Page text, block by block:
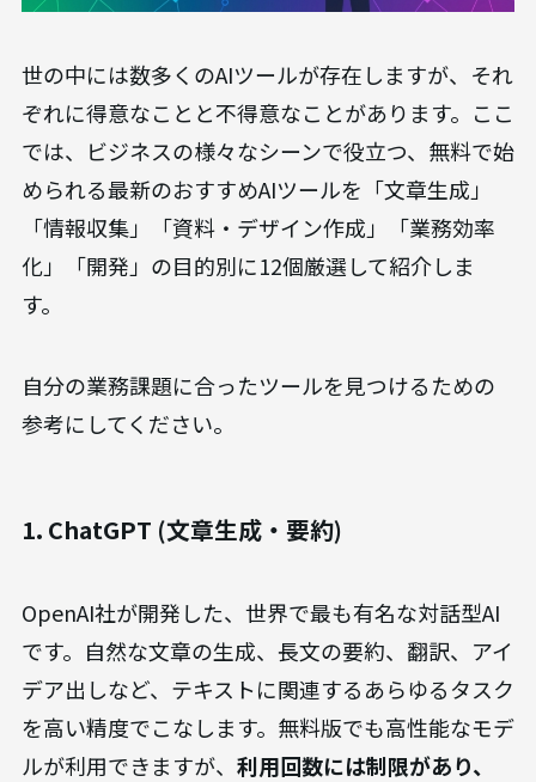
世の中には数多くのAIツールが存在しますが、それ
ぞれに得意なことと不得意なことがあります。ここ
では、ビジネスの様々なシーンで役立つ、無料で始
められる最新のおすすめAIツールを「文章生成」
「情報収集」「資料・デザイン作成」「業務効率
化」「開発」の目的別に12個厳選して紹介しま
す。
自分の業務課題に合ったツールを見つけるための
参考にしてください。
1. ChatGPT (文章生成・要約)
OpenAI社が開発した、世界で最も有名な対話型AI
です。自然な文章の生成、長文の要約、翻訳、アイ
デア出しなど、テキストに関連するあらゆるタスク
を高い精度でこなします。無料版でも高性能なモデ
ルが利用できますが、 利用回数には制限があり、